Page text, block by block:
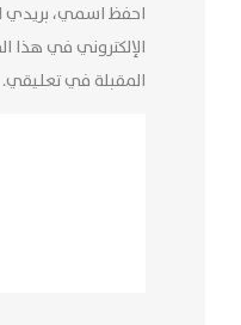
احفظ اسمي، بريدي
الإلكتروني في هذا
المقبلة في تعليقي.